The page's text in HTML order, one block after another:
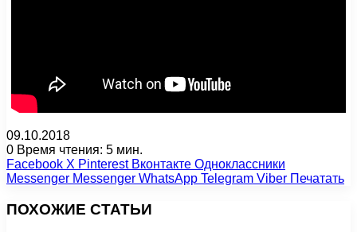
09.10.2018
0 Время чтения: 5 мин.
Facebook X Pinterest Вконтакте Одноклассники
Messenger Messenger WhatsApp Telegram Viber Печатать
ПОХОЖИЕ СТАТЬИ